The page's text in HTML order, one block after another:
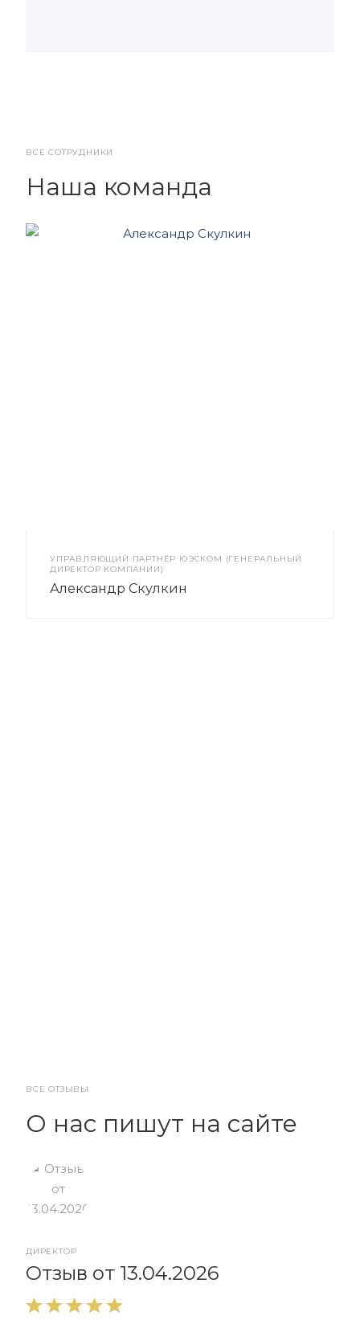
ВСЕ СОТРУДНИКИ
Наша команда
УПРАВЛЯЮЩИЙ ПАРТНЁР ЮЭСКОМ (ГЕНЕРАЛЬНЫЙ
ДИРЕКТОР КОМПАНИИ)
Александр Скулкин
ВСЕ ОТЗЫВЫ
О нас пишут на сайте
ДИРЕКТОР
Отзыв от 13.04.2026